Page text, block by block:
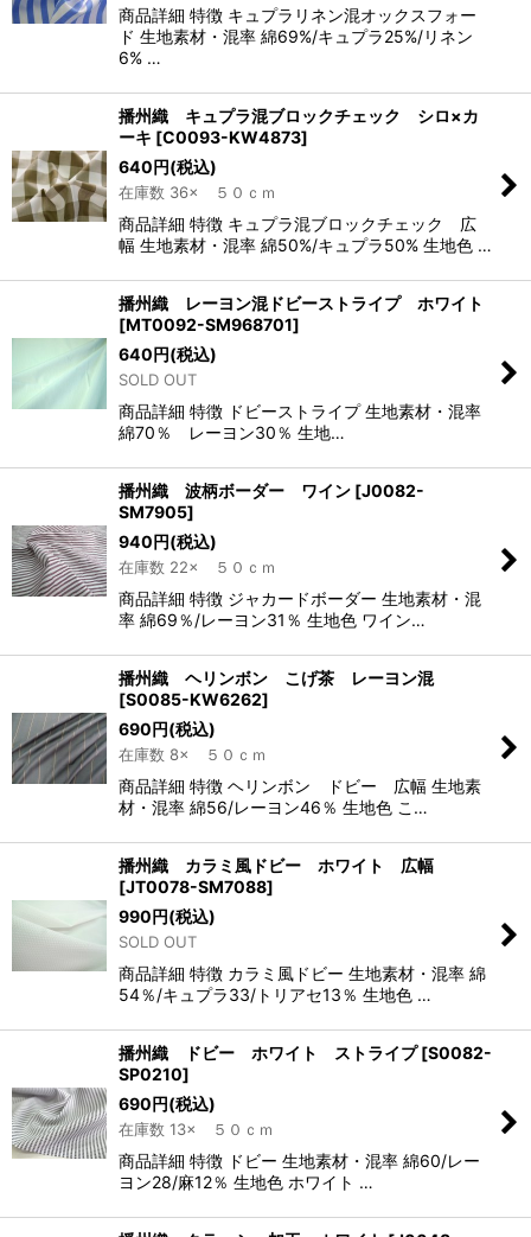
商品詳細 特徴 キュプラリネン混オックスフォー
ド 生地素材・混率 綿69%/キュプラ25%/リネン
6% …
播州織 キュプラ混ブロックチェック シロ×カ
ーキ [C0093-KW4873]
640円(税込)
在庫数 36× ５０ｃｍ
商品詳細 特徴 キュプラ混ブロックチェック 広
幅 生地素材・混率 綿50%/キュプラ50% 生地色 …
播州織 レーヨン混ドビーストライプ ホワイト
[MT0092-SM968701]
640円(税込)
SOLD OUT
商品詳細 特徴 ドビーストライプ 生地素材・混率
綿70％ レーヨン30％ 生地…
播州織 波柄ボーダー ワイン [J0082-
SM7905]
940円(税込)
在庫数 22× ５０ｃｍ
商品詳細 特徴 ジャカードボーダー 生地素材・混
率 綿69％/レーヨン31％ 生地色 ワイン…
播州織 ヘリンボン こげ茶 レーヨン混
[S0085-KW6262]
690円(税込)
在庫数 8× ５０ｃｍ
商品詳細 特徴 ヘリンボン ドビー 広幅 生地素
材・混率 綿56/レーヨン46％ 生地色 こ…
播州織 カラミ風ドビー ホワイト 広幅
[JT0078-SM7088]
990円(税込)
SOLD OUT
商品詳細 特徴 カラミ風ドビー 生地素材・混率 綿
54％/キュプラ33/トリアセ13％ 生地色 …
播州織 ドビー ホワイト ストライプ [S0082-
SP0210]
690円(税込)
在庫数 13× ５０ｃｍ
商品詳細 特徴 ドビー 生地素材・混率 綿60/レー
ヨン28/麻12％ 生地色 ホワイト …